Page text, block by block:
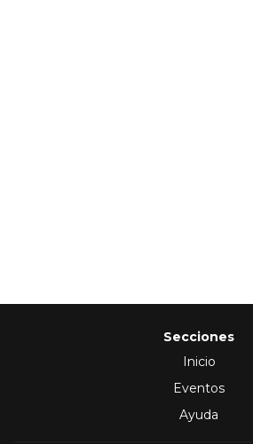
Secciones
Inicio
Eventos
Ayuda